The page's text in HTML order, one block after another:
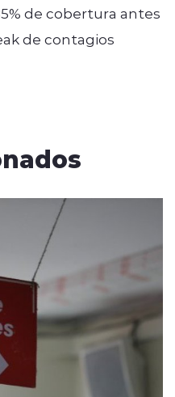
de cobertura antes
de contagios